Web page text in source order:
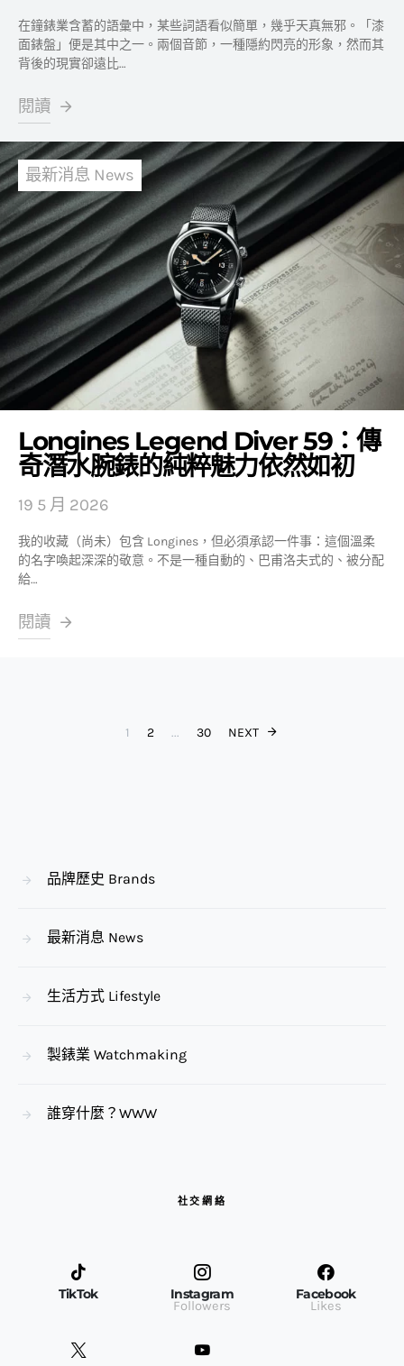
在鐘錶業含蓄的語彙中，某些詞語看似簡單，幾乎天真無邪。「漆
面錶盤」便是其中之一。兩個音節，一種隱約閃亮的形象，然而其
背後的現實卻遠比…
閱讀
最新消息 News
Longines Legend Diver 59：傳
奇潛水腕錶的純粹魅力依然如初
19 5 月 2026
我的收藏（尚未）包含 Longines，但必須承認一件事：這個溫柔
的名字喚起深深的敬意。不是一種自動的、巴甫洛夫式的、被分配
給…
閱讀
Posts
1 2 ... 30 NEXT
品牌歷史 Brands
最新消息 News
生活方式 Lifestyle
製錶業 Watchmaking
誰穿什麼？WWW
社交網絡
TikTok Instagram
Followers
Facebook
Likes